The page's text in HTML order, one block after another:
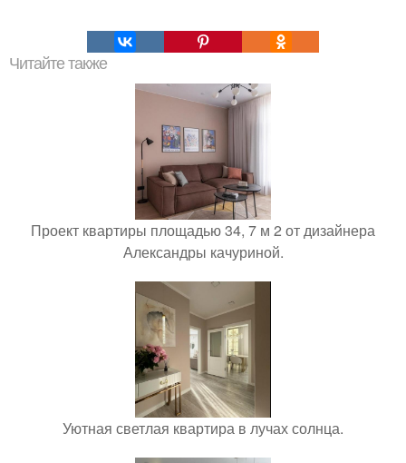
Читайте также
Проект квартиры площадью 34, 7 м 2 от дизайнера
Александры качуриной.
Уютная светлая квартира в лучах солнца.